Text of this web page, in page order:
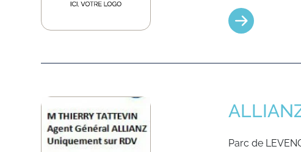
Parc de